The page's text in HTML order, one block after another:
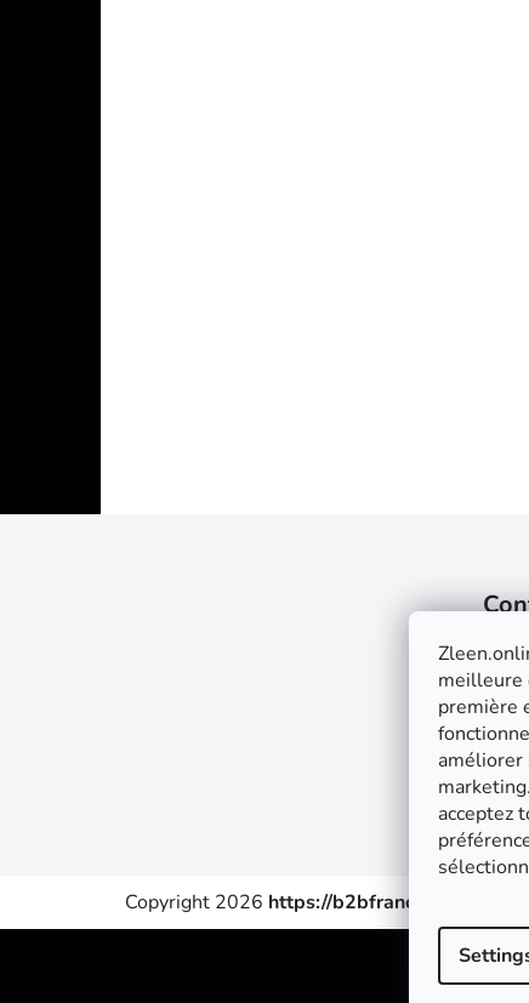
meilleure
première
améliorer
acceptez
Copyright 2026 https://